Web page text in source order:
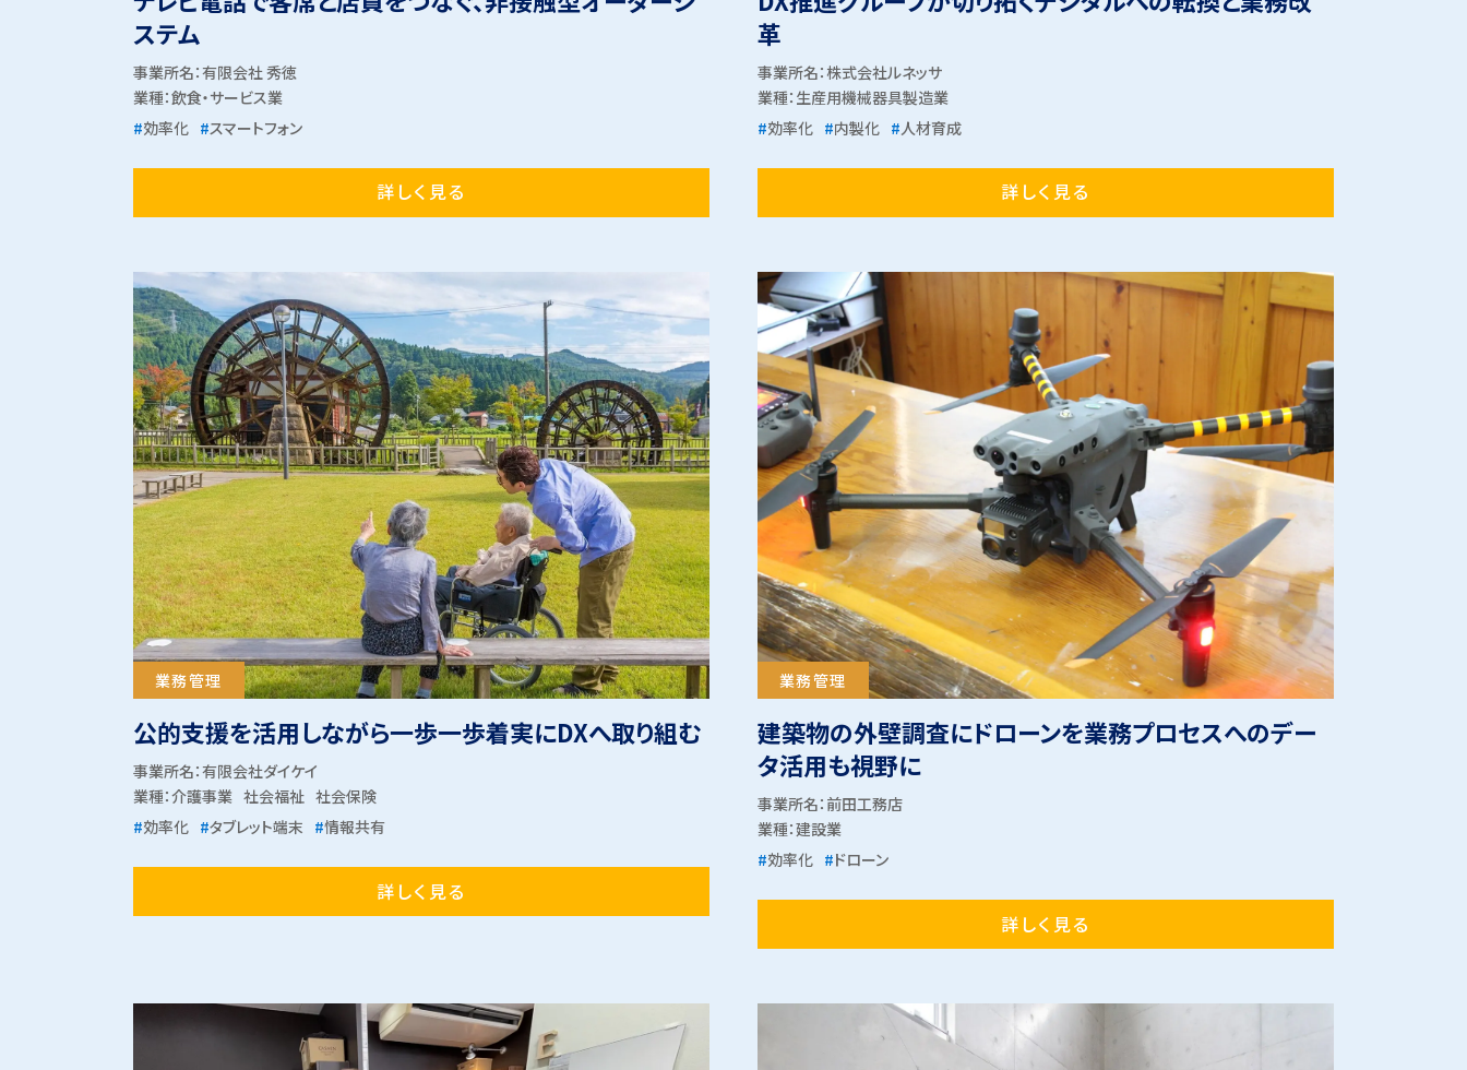
ステム
事業所名：有限会社 秀徳
業種：飲食・サービス業
#効率化 #スマートフォン
詳しく見る
革
事業所名：株式会社ルネッサ
業種： 生産用機械器具製造業
#効率化 #内製化 #人材育成
詳しく見る
業務管理
公的支援を活用しながら一歩一歩着実にDXへ取り組む
事業所名：有限会社ダイケイ
業種：介護事業 社会福祉 社会保険
#効率化 #タブレット端末 #情報共有
詳しく見る
業務管理
建築物の外壁調査にドローンを業務プロセスへのデー
タ活用も視野に
事業所名：前田工務店
業種：建設業
#効率化 #ドローン
詳しく見る